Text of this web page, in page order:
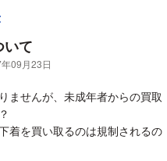
いて
09月23日
ませんが、未成年者からの買取
着を買い取るのは規制されるの